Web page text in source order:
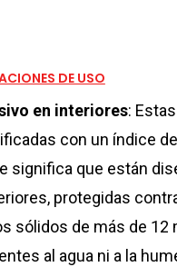
DE USO
en interiores:
con un índice
significa que están
protegidas
sólidos de más de 12
al agua ni a la